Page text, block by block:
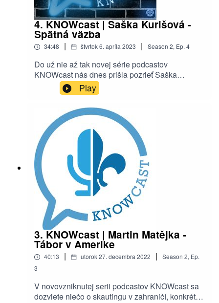
4. KNOWcast | Saška Kurišová -
Spätná väzba
34:48 | štvrtok 6. apríla 2023 | Season 2, Ep. 4
Do už nie až tak novej série podcastov
KNOWcast nás dnes prišla pozrieť Saška
Kurišová, ktorá Vám porozpráva čosi o spätnej
väzbe. Či už o tom, ako ju dávať, tak aj o tom, ako
ju prijímať. Prajeme vám príjemné počúvanie
nech už ste kdekoľvek! ⚜️Tento podcast je v
spolupráci so Západoslovenskou skautskou
oblasťou a nadáciou ZSE
Play
3. KNOWcast | Martin Matějka -
Tábor v Amerike
40:13 | utorok 27. decembra 2022 | Season 2, Ep.
3
V novovzniknutej serii podcastov KNOWcast sa
dozviete niečo o skautingu v zahraničí, konkrétne